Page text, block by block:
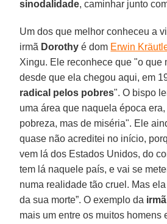
sinodalidade, caminhar junto
Um dos que melhor conheceu a
irmã Dorothy é dom Erwin
Xingu. Ele reconhece que "o que
desde que ela chegou aqui, em
radical pelos pobres". O bispo
uma área que naquela época
pobreza, mas de miséria". Ele
quase não acreditei no início,
vem lá dos Estados Unidos, do
tem lá naquele país, e vai se
numa realidade tão cruel. Mas
da sua morte”. O exemplo da
mais um entre os muitos homens